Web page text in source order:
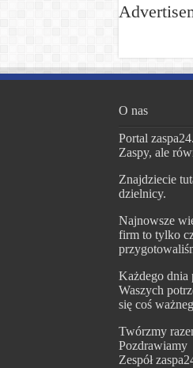
O nas
Portal
Zaspy, ale
Znajdziecie
dzielnicy.
Najnowsze
firm to tylko
Każdego dnia
Waszych
się coś
Twórzmy
Pozdrawiamy
Zespół